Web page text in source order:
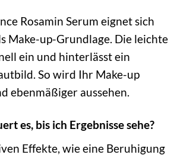
Rosamin Serum eignet sich
Make-up-Grundlage. Die leichte
ein und hinterlässt ein
So wird Ihr Make-up
ebenmäßiger aussehen.
es, bis ich Ergebnisse sehe?
Effekte, wie eine Beruhigung